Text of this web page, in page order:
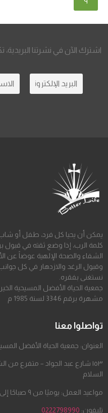
اشترك الآن في نشرتنا
يمكن أن يحيا كل فرد، طفل أو شاب،
كلمة الرب، إذا وضع ثقته في
الشفاء والصحة الإلهية عوضاً عن
وقبول الرغد والازدهار في كل
نستغنى بفقره.
جمعية الحياة الأفضل المسيحية
مشهرة برقم 3346 لسنة 1985 م
تواصلوا معنا
العنوان: جمعية الحياة الأفضل
١٥٣ شارع عبد الجواد – متفرع
السلام
مواعيد العمل: يوميًا من ٩ صباحًا إلى ٦ مساءً (ما عدا الجمعة والسبت)
تليفون: 0222798990